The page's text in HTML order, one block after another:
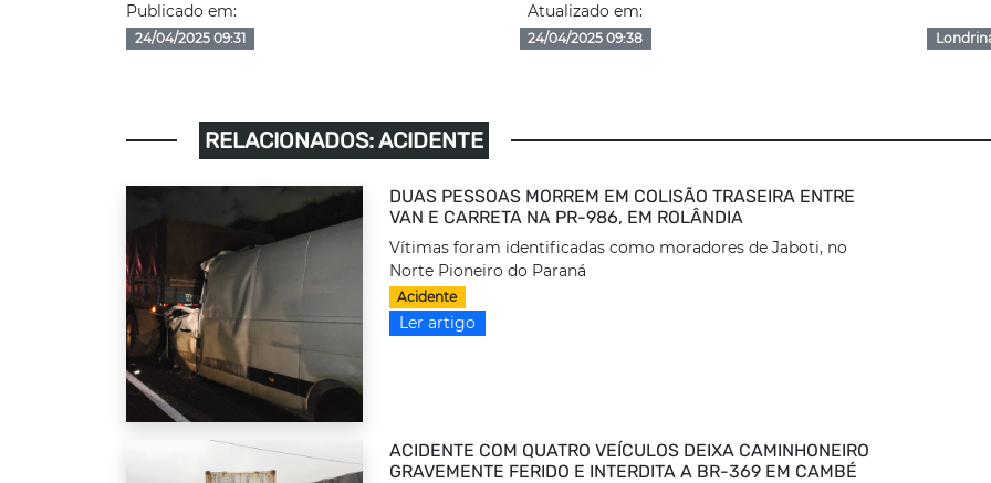
Publicado em:
24/04/2025 09:31
Atualizado em:
24/04/2025 09:38
RELACIONADOS: ACIDENTE
DUAS PESSOAS MORREM EM COLISÃO TRASEIRA ENTRE
VAN E CARRETA NA PR-986, EM ROLÂNDIA
Vítimas foram identificadas como moradores de Jaboti, no
Norte Pioneiro do Paraná
Acidente
Ler artigo
ACIDENTE COM QUATRO VEÍCULOS DEIXA CAMINHONEIRO
GRAVEMENTE FERIDO E INTERDITA A BR-369 EM CAMBÉ